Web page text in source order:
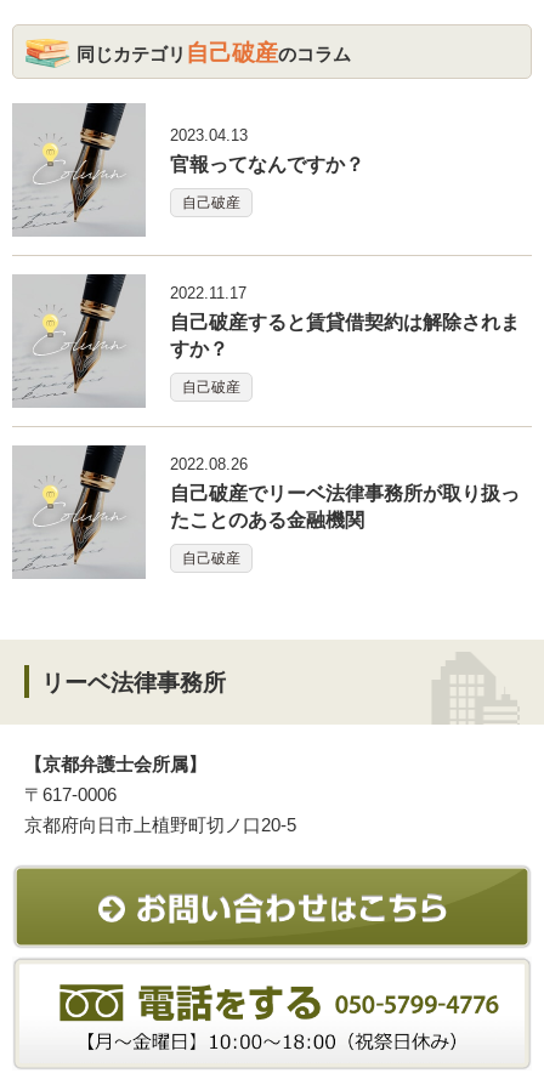
同じカテゴリ 自己破産のコラム
2023.04.13
官報ってなんですか？
自己破産
2022.11.17
自己破産すると賃貸借契約は解除されま
すか？
自己破産
2022.08.26
自己破産でリーベ法律事務所が取り扱っ
たことのある金融機関
自己破産
リーベ法律事務所
【京都弁護士会所属】
〒617-0006
京都府向日市上植野町切ノ口20-5